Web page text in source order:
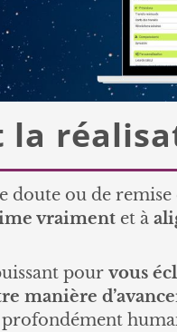
la
ou de remise
vraimentet à
pourvous
manière